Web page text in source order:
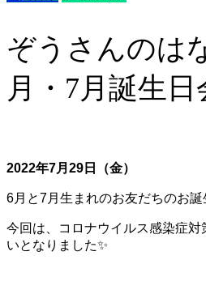
ぞうさんのは
月・7月誕生日
2022年7月29日（金）
6月と7月生まれのお友だちのお
今回は、コロナウイルス感染症
いとなりました✨